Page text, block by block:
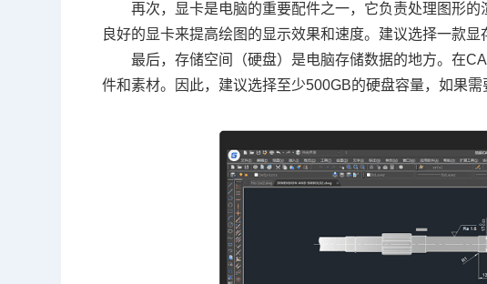
再次，显卡是电脑的重要配件之一，它负责处理图形
良好的显卡来提高绘图的显示效果和速度。建议选择一款
最后，存储空间（硬盘）是电脑存储数据的地方。在
件和素材。因此，建议选择至少500GB的硬盘容量，如果